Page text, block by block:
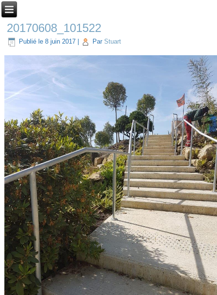
20170608_101522
Publié le 8 juin 2017 Par Stuart